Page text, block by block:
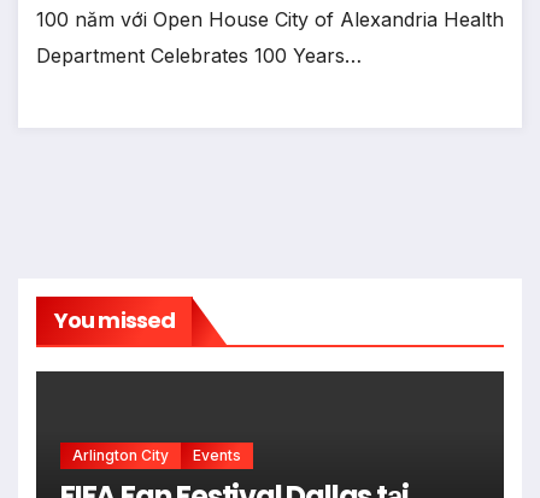
100 năm với Open House City of Alexandria Health
Department Celebrates 100 Years…
You missed
Arlington City Events